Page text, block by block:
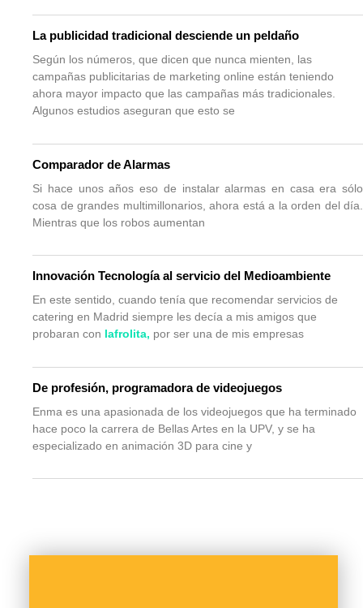
La publicidad tradicional desciende un peldaño
Según los números, que dicen que nunca mienten, las
campañas publicitarias de marketing online están teniendo
ahora mayor impacto que las campañas más tradicionales.
Algunos estudios aseguran que esto se
Comparador de Alarmas
Si hace unos años eso de instalar alarmas en casa era sólo
cosa de grandes multimillonarios, ahora está a la orden del día.
Mientras que los robos aumentan
Innovación Tecnología al servicio del Medioambiente
En este sentido, cuando tenía que recomendar servicios de
catering en Madrid siempre les decía a mis amigos que
probaran con lafrolita, por ser una de mis empresas
De profesión, programadora de videojuegos
Enma es una apasionada de los videojuegos que ha terminado
hace poco la carrera de Bellas Artes en la UPV, y se ha
especializado en animación 3D para cine y